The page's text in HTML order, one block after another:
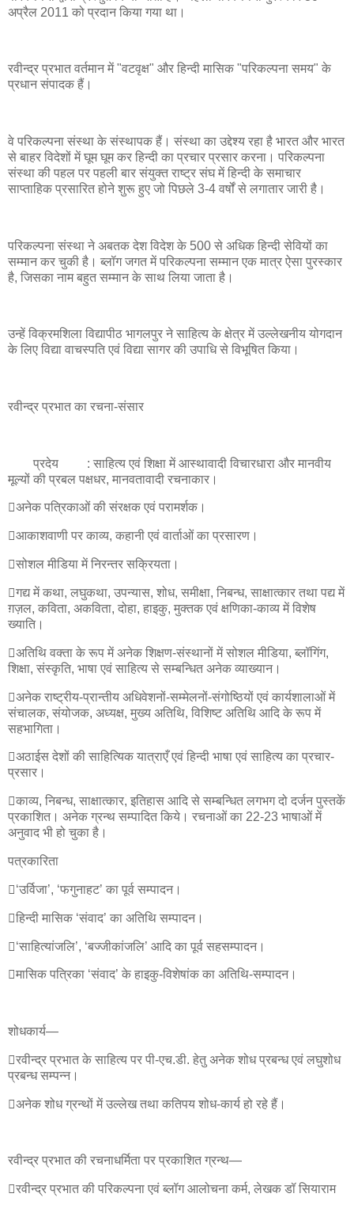
अप्रैल 2011 को प्रदान किया गया था।
रवीन्द्र प्रभात वर्तमान में "वटवृक्ष" और हिन्दी मासिक "परिकल्पना समय" के
प्रधान संपादक हैं।
वे परिकल्पना संस्था के संस्थापक हैं। संस्था का उद्देश्य रहा है भारत और भारत
से बाहर विदेशों में घूम घूम कर हिन्दी का प्रचार प्रसार करना। परिकल्पना
संस्था की पहल पर पहली बार संयुक्त राष्ट्र संघ में हिन्दी के समाचार
साप्ताहिक प्रसारित होने शुरू हुए जो पिछले 3-4 वर्षों से लगातार जारी है।
परिकल्पना संस्था ने अबतक देश विदेश के 500 से अधिक हिन्दी सेवियों का
सम्मान कर चुकी है। ब्लॉग जगत में परिकल्पना सम्मान एक मात्र ऐसा पुरस्कार
है, जिसका नाम बहुत सम्मान के साथ लिया जाता है।
उन्हें विक्रमशिला विद्यापीठ भागलपुर ने साहित्य के क्षेत्र में उल्लेखनीय योगदान
के लिए विद्या वाचस्पति एवं विद्या सागर की उपाधि से विभूषित किया।
रवीन्द्र प्रभात का रचना-संसार
प्रदेय
: साहित्य एवं शिक्षा में आस्थावादी विचारधारा और मानवीय
मूल्यों की प्रबल पक्षधर, मानवतावादी रचनाकार।
अनेक पत्रिकाओं की संरक्षक एवं परामर्शक।
आकाशवाणी पर काव्य, कहानी एवं वार्ताओं का प्रसारण।
सोशल मीडिया में निरन्तर सक्रियता।
गद्य में कथा, लघुकथा, उपन्यास, शोध, समीक्षा, निबन्ध, साक्षात्कार तथा पद्य में
ग़ज़ल, कविता, अकविता, दोहा, हाइकु, मुक्तक एवं क्षणिका-काव्य में विशेष
ख्याति।
अतिथि वक्ता के रूप में अनेक शिक्षण-संस्थानों में सोशल मीडिया, ब्लॉगिंग,
शिक्षा, संस्कृति, भाषा एवं साहित्य से सम्बन्धित अनेक व्याख्यान।
अनेक राष्ट्रीय-प्रान्तीय अधिवेशनों-सम्मेलनों-संगोष्ठियों एवं कार्यशालाओं में
संचालक, संयोजक, अध्यक्ष, मुख्य अतिथि, विशिष्ट अतिथि आदि के रूप में
सहभागिता।
अठाईस देशों की साहित्यिक यात्राएँ एवं हिन्दी भाषा एवं साहित्य का प्रचार-
प्रसार।
काव्य, निबन्ध, साक्षात्कार, इतिहास आदि से सम्बन्धित लगभग दो दर्जन पुस्तकें
प्रकाशित। अनेक ग्रन्थ सम्पादित किये। रचनाओं का 22-23 भाषाओं में
अनुवाद भी हो चुका है।
पत्रकारिता
‘उर्विजा’, ‘फगुनाहट’ का पूर्व सम्पादन।
हिन्दी मासिक ‘संवाद’ का अतिथि सम्पादन।
‘साहित्यांजलि’, ‘बज्जीकांजलि’ आदि का पूर्व सहसम्पादन।
मासिक पत्रिका ‘संवाद’ के हाइकु-विशेषांक का अतिथि-सम्पादन।
शोधकार्य—
रवीन्द्र प्रभात के साहित्य पर पी-एच.डी. हेतु अनेक शोध प्रबन्ध एवं लघुशोध
प्रबन्ध सम्पन्न।
अनेक शोध ग्रन्थों में उल्लेख तथा कतिपय शोध-कार्य हो रहे हैं।
रवीन्द्र प्रभात की रचनाधर्मिता पर प्रकाशित ग्रन्थ—
रवीन्द्र प्रभात की परिकल्पना एवं ब्लॉग आलोचना कर्म, लेखक डॉ सियाराम